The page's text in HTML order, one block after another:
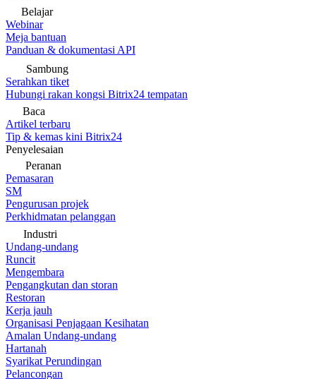
Belajar
Webinar
Meja bantuan
Panduan & dokumentasi API
Sambung
Serahkan tiket
Hubungi rakan kongsi Bitrix24 tempatan
Baca
Artikel terbaru
Tip & kemas kini Bitrix24
Penyelesaian
Peranan
Pemasaran
SM
Pengurusan projek
Perkhidmatan pelanggan
Industri
Undang-undang
Runcit
Mengembara
Pengangkutan dan storan
Restoran
Kerja jauh
Organisasi Penjagaan Kesihatan
Amalan Undang-undang
Hartanah
Syarikat Perundingan
Pelancongan